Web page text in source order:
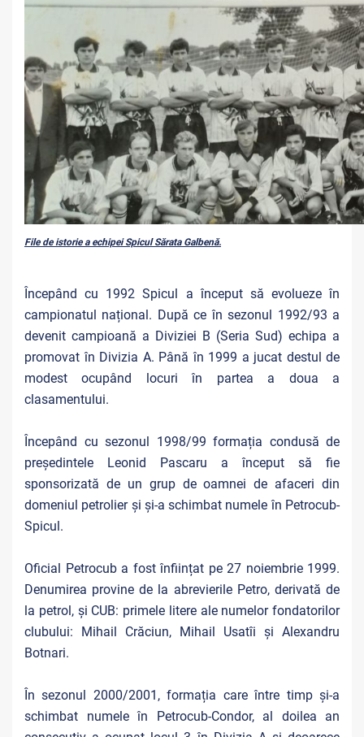
File de istorie a echipei Spicul Sărata Galbenă.
Începând cu 1992 Spicul a început să evolueze în
campionatul național. După ce în sezonul 1992/93 a
devenit campioană a Diviziei B (Seria Sud) echipa a
promovat în Divizia A. Până în 1999 a jucat destul de
modest ocupând locuri în partea a doua a
clasamentului.
Începând cu sezonul 1998/99 formația condusă de
președintele Leonid Pascaru a început să fie
sponsorizată de un grup de oamnei de afaceri din
domeniul petrolier și și-a schimbat numele în Petrocub-
Spicul.
Oficial Petrocub a fost înființat pe 27 noiembrie 1999.
Denumirea provine de la abrevierile Petro, derivată de
la petrol, și CUB: primele litere ale numelor fondatorilor
clubului: Mihail Crăciun, Mihail Usatîi și Alexandru
Botnari.
În sezonul 2000/2001, formația care între timp și-a
schimbat numele în Petrocub-Condor, al doilea an